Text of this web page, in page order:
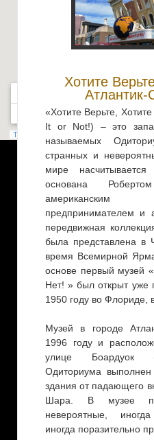
Хотите
«Хотите Верьте,
It or Not!) – это
называемых
странных и
мире
основана
американским
предпринимателем и
передвижная
была представлена в
время Всемирной
основе первый музей
Нет! » был открыт уже
1950 году во Флориде,
Музей в городе
1996 году и
улице Боардуок
Одиториума
здания от падающего
Шара. В музее
невероятные,
иногда поразительно